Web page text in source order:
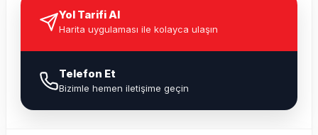
Yol Tarifi Al
Harita uygulaması ile kolayca ulaşın
Telefon Et
Bizimle hemen iletişime geçin